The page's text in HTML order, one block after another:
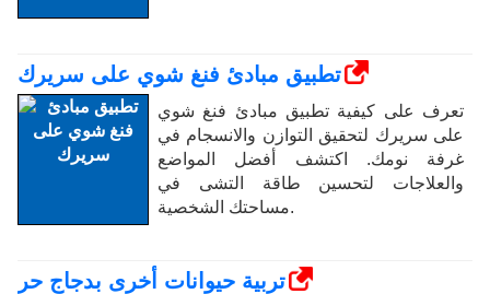
تطبيق مبادئ فنغ شوي على سريرك
تعرف على كيفية تطبيق مبادئ فنغ شوي
على سريرك لتحقيق التوازن والانسجام في
غرفة نومك. اكتشف أفضل المواضع
والعلاجات لتحسين طاقة التشى في
مساحتك الشخصية.
تربية حيوانات أخرى بدجاج حر